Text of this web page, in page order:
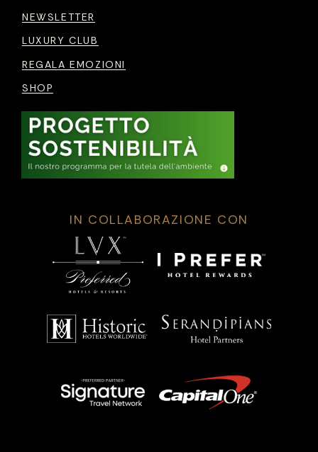
NEWSLETTER
LUXURY CLUB
REGALA EMOZIONI
SHOP
IN COLLABORAZIONE CON